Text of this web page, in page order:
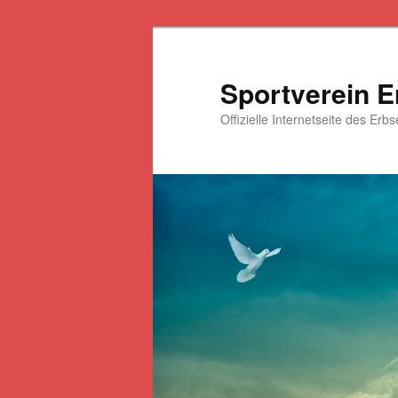
Sportverein
Offizielle Internetseite des